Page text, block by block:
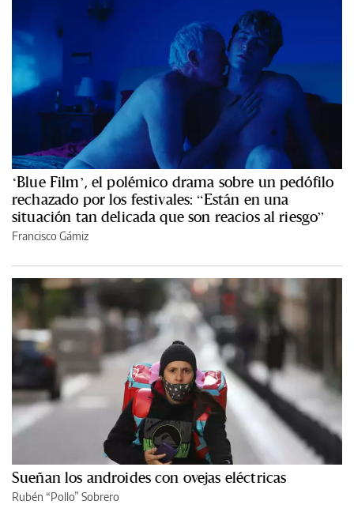
‘Blue Film’, el polémico drama sobre un pedófilo
rechazado por los festivales: “Están en una
situación tan delicada que son reacios al riesgo”
Francisco Gámiz
Sueñan los androides con ovejas eléctricas
Rubén “Pollo” Sobrero